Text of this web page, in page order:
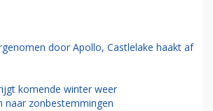
door Apollo, Castlelake haakt af
komende winter weer
naar zonbestemmingen